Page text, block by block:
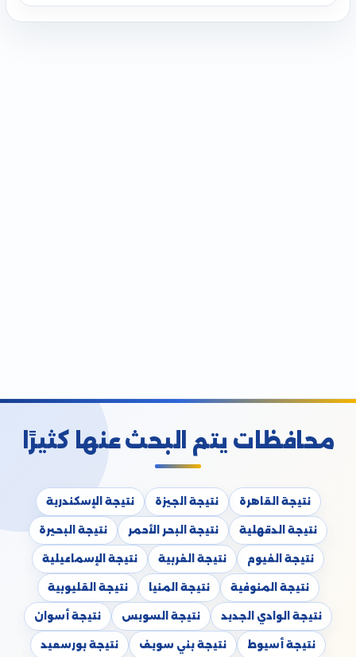
محافظات يتم البحث عنها كثيرًا
نتيجة القاهرة نتيجة الجيزة نتيجة الإسكندرية
نتيجة الدقهلية نتيجة البحر الأحمر نتيجة البحيرة
نتيجة الفيوم نتيجة الغربية نتيجة الإسماعيلية
نتيجة المنوفية نتيجة المنيا نتيجة القليوبية
نتيجة الوادي الجديد نتيجة السويس نتيجة أسوان
نتيجة أسيوط نتيجة بني سويف نتيجة بورسعيد